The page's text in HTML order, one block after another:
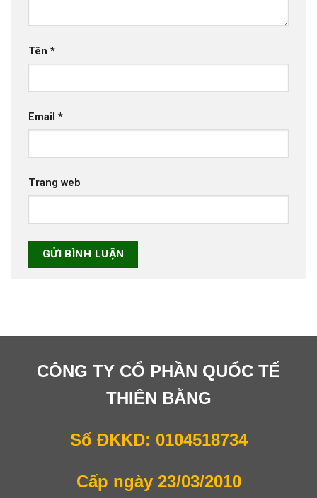
Tên *
Email *
Trang web
CÔNG TY CỔ PHẦN QUỐC TẾ
THIÊN BẰNG
Số ĐKKD: 0104518734
Cấp ngày 23/03/2010